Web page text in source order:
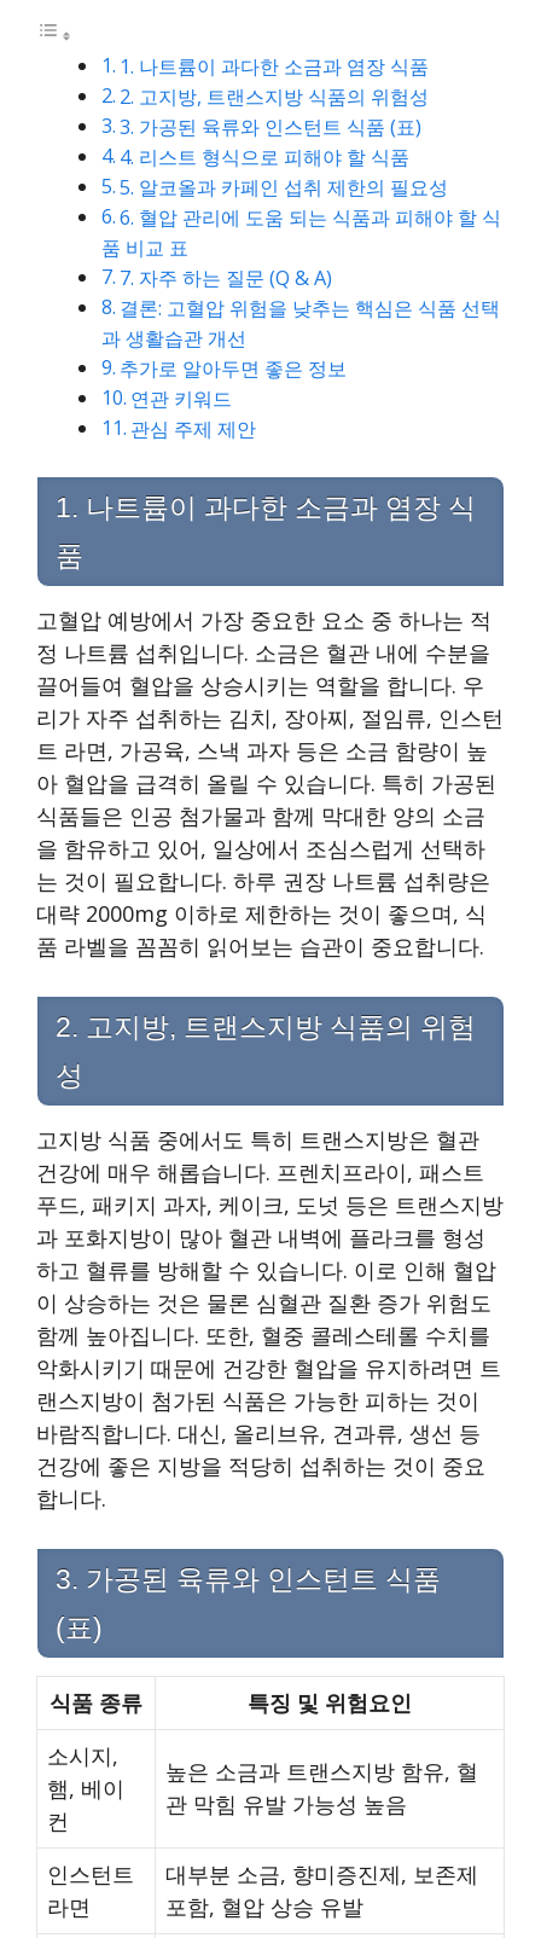
1. 나트륨이 과다한 소금과 염장 식품
2. 고지방, 트랜스지방 식품의 위험성
3. 가공된 육류와 인스턴트 식품 (표)
4. 리스트 형식으로 피해야 할 식품
5. 알코올과 카페인 섭취 제한의 필요성
6. 혈압 관리에 도움 되는 식품과 피해야 할 식
품 비교 표
7. 자주 하는 질문 (Q & A)
결론: 고혈압 위험을 낮추는 핵심은 식품 선택
과 생활습관 개선
추가로 알아두면 좋은 정보
연관 키워드
관심 주제 제안
1. 나트륨이 과다한 소금과 염장 식
품
고혈압 예방에서 가장 중요한 요소 중 하나는 적
정 나트륨 섭취입니다. 소금은 혈관 내에 수분을
끌어들여 혈압을 상승시키는 역할을 합니다. 우
리가 자주 섭취하는 김치, 장아찌, 절임류, 인스턴
트 라면, 가공육, 스낵 과자 등은 소금 함량이 높
아 혈압을 급격히 올릴 수 있습니다. 특히 가공된
식품들은 인공 첨가물과 함께 막대한 양의 소금
을 함유하고 있어, 일상에서 조심스럽게 선택하
는 것이 필요합니다. 하루 권장 나트륨 섭취량은
대략 2000mg 이하로 제한하는 것이 좋으며, 식
품 라벨을 꼼꼼히 읽어보는 습관이 중요합니다.
2. 고지방, 트랜스지방 식품의 위험
성
고지방 식품 중에서도 특히 트랜스지방은 혈관
건강에 매우 해롭습니다. 프렌치프라이, 패스트
푸드, 패키지 과자, 케이크, 도넛 등은 트랜스지방
과 포화지방이 많아 혈관 내벽에 플라크를 형성
하고 혈류를 방해할 수 있습니다. 이로 인해 혈압
이 상승하는 것은 물론 심혈관 질환 증가 위험도
함께 높아집니다. 또한, 혈중 콜레스테롤 수치를
악화시키기 때문에 건강한 혈압을 유지하려면 트
랜스지방이 첨가된 식품은 가능한 피하는 것이
바람직합니다. 대신, 올리브유, 견과류, 생선 등
건강에 좋은 지방을 적당히 섭취하는 것이 중요
합니다.
3. 가공된 육류와 인스턴트 식품
(표)
식품 종류
특징 및 위험요인
소시지,
햄, 베이
컨
높은 소금과 트랜스지방 함유, 혈
관 막힘 유발 가능성 높음
인스턴트
라면
대부분 소금, 향미증진제, 보존제
포함, 혈압 상승 유발